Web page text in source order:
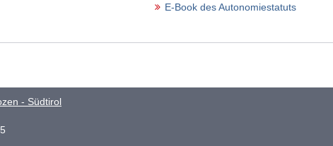
E-Book des Autonomiestatuts
- Südtirol